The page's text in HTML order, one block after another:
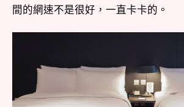
間的網速不是很好，一直卡卡的。